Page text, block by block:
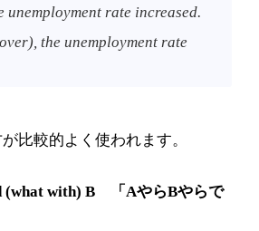
unemployment rate increased.
the unemployment rate
比較的よく使われます。
(what with) B 「AやらBやらで